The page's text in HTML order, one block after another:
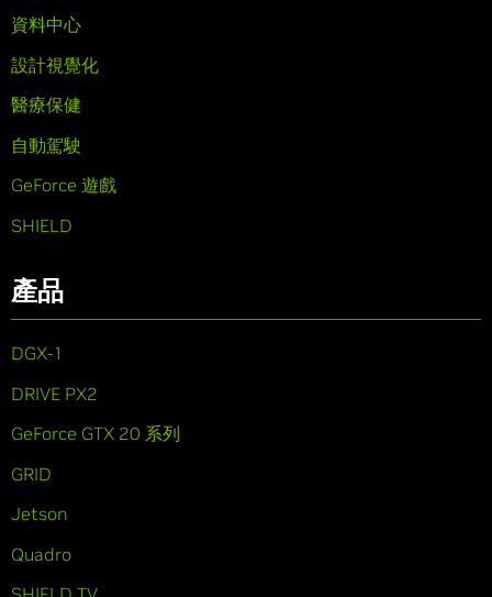
資料中心
設計視覺化
醫療保健
自動駕駛
GeForce 遊戲
SHIELD
產品
DGX-1
DRIVE PX2
GeForce GTX 20 系列
GRID
Jetson
Quadro